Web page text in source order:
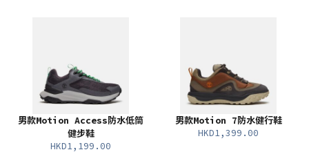
男款Motion Access防水低筒
健步鞋
HKD1,199.00
男款Motion 7防水健行鞋
HKD1,399.00